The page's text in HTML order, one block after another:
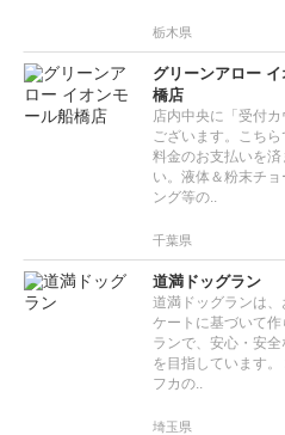
栃木県
グリーンアロー
橋店
店内中央に「受付
ございます。こち
料金のお支払いを済
い。液体＆粉末チ
ング等の..
千葉県
道満ドッグラン
道満ドッグランは
ケートに基づいて
ランで、安心・安
を目指しています。
フカの..
埼玉県